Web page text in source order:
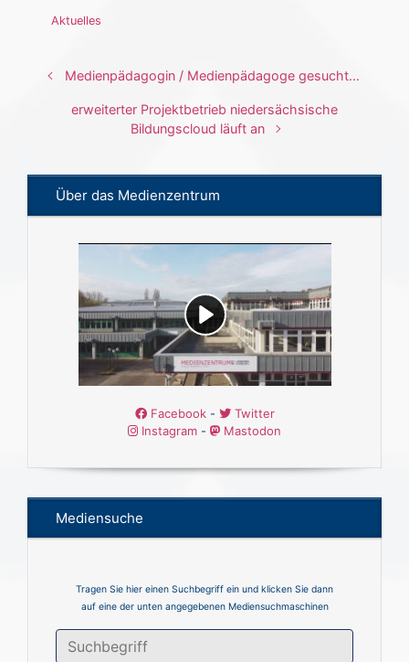
Aktuelles
Medienpädagogin / Medienpädagoge gesucht…
erweiterter Projektbetrieb niedersächsische
Bildungscloud läuft an
Über das Medienzentrum
Facebook-
Twitter
Instagram - Mastodon
Mediensuche
Tragen Sie hier einen Suchbegriff ein und klicken Sie dann
auf eine der unten angegebenen Mediensuchmaschinen